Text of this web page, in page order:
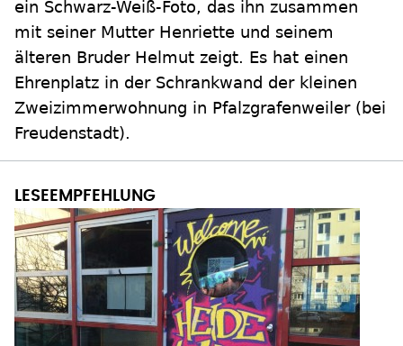
ein Schwarz-Weiß-Foto, das ihn zusammen
mit seiner Mutter Henriette und seinem
älteren Bruder Helmut zeigt. Es hat einen
Ehrenplatz in der Schrankwand der kleinen
Zweizimmerwohnung in Pfalzgrafenweiler (bei
Freudenstadt).